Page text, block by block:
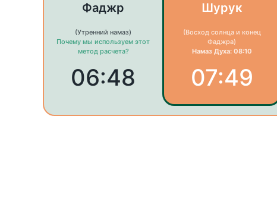
Фаджр
(Утренний намаз)
Почему мы используем этот
метод расчета?
06:48
Шурук
(Восход солнца и конец
Фаджра)
Намаз Духа: 08:10
07:49